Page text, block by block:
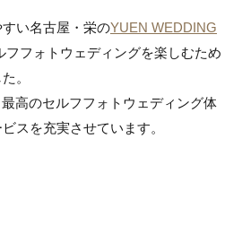
い名古屋・栄のYUEN WEDDING
フフォトウェディングを楽しむため
。
高のセルフフォトウェディング体
スを充実させています。